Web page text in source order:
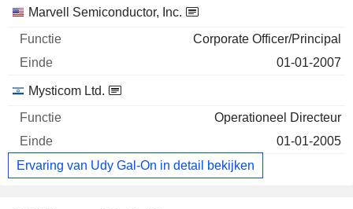
Marvell Semiconductor, Inc.
Corporate Officer/Principal
01-01-2007
Mysticom Ltd.
Operationeel Directeur
01-01-2005
Ervaring van Udy Gal-On in detail bekijken